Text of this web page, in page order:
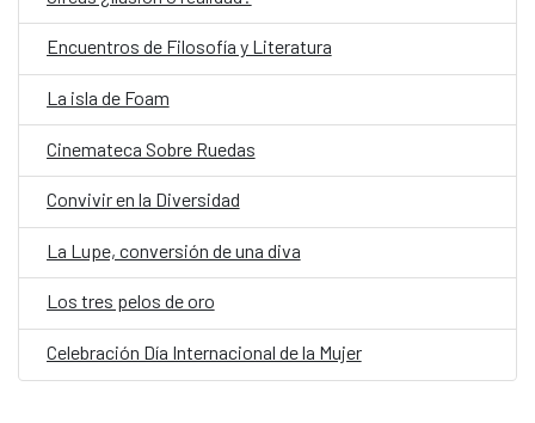
Encuentros de Filosofía y Literatura
La isla de Foam
Cinemateca Sobre Ruedas
Convivir en la Diversidad
La Lupe, conversión de una diva
Los tres pelos de oro
Celebración Día Internacional de la Mujer